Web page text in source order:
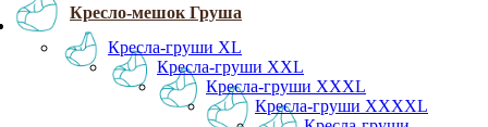
Кресло-мешок Груша
Кресла-груши XL
Кресла-груши XXL
Кресла-груши XXXL
Кресла-груши XXXXL